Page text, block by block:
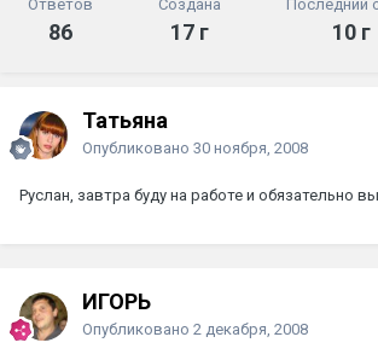
Ответов
86
Создана
17 г
Последний
10 г
Татьяна
Опубликовано 30 ноября, 2008
Руслан, завтра буду на работе и обязательно
ИГОРЬ
Опубликовано 2 декабря, 2008